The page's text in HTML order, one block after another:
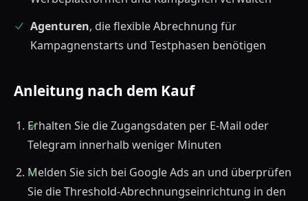
Agenturen, die flexible Abrechnung für
Kampagnenstarts und Testphasen benötigen
Anleitung nach dem Kauf
Erhalten Sie die Zugangsdaten per E-Mail oder
Telegram innerhalb weniger Minuten
Melden Sie sich bei Google Ads an und überprüfen
Sie die Threshold-Abrechnungseinrichtung in den